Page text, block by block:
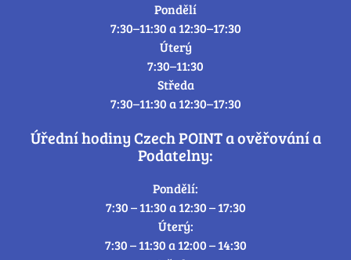
Pondělí
7:30–11:30 a 12:30–17:30
Úterý
7:30–11:30
Středa
7:30–11:30 a 12:30–17:30
Úřední hodiny Czech POINT a ověřování a
Podatelny:
Pondělí:
7:30 – 11:30 a 12:30 – 17:30
Úterý:
7:30 – 11:30 a 12:00 – 14:30